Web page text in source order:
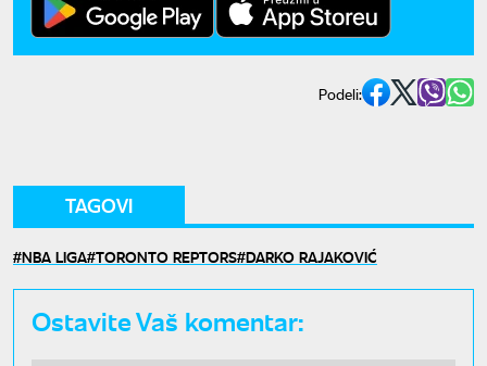
Podeli:
TAGOVI
NBA LIGA TORONTO REPTORS DARKO RAJAKOVIĆ
Ostavite Vaš komentar: